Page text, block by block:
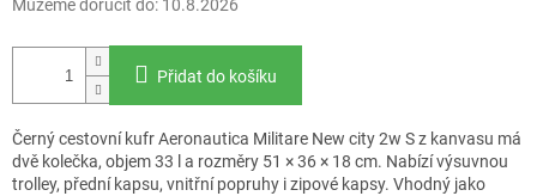
Můžeme doručit do: 10.8.2026
Přidat do košíku
Černý cestovní kufr Aeronautica Militare New city 2w S z kanvasu má
dvě kolečka, objem 33 l a rozměry 51 × 36 × 18 cm. Nabízí výsuvnou
trolley, přední kapsu, vnitřní popruhy i zipové kapsy. Vhodný jako